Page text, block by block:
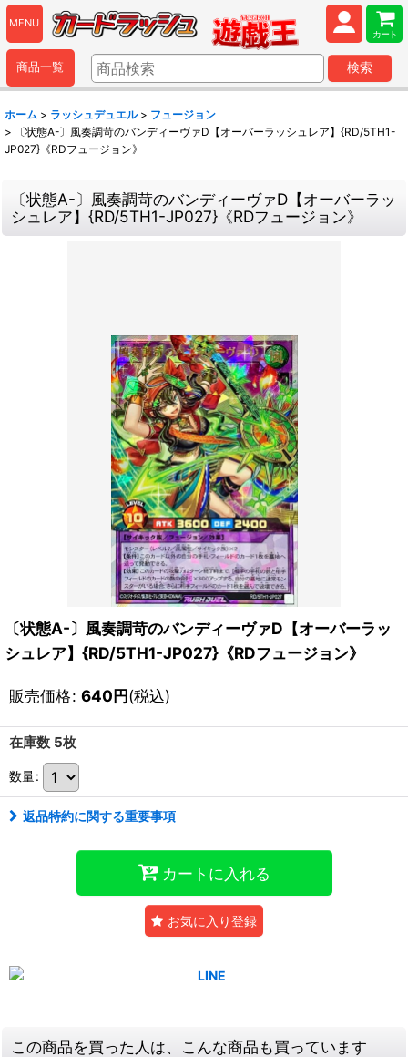
MENU
カート
商品一覧 検索
ホーム > ラッシュデュエル > フュージョン
>
〔状態A-〕風奏調苛のバンディーヴァD【オーバーラッシュレア】{RD/5TH1-
JP027}《RDフュージョン》
〔状態A-〕風奏調苛のバンディーヴァD【オーバーラッ
シュレア】{RD/5TH1-JP027}《RDフュージョン》
〔状態A-〕風奏調苛のバンディーヴァD【オーバーラッ
シュレア】{RD/5TH1-JP027}《RDフュージョン》
販売価格: 640円(税込)
在庫数 5枚
数量:
返品特約に関する重要事項
カートに入れる
お気に入り登録
この商品を買った人は、こんな商品も買っています